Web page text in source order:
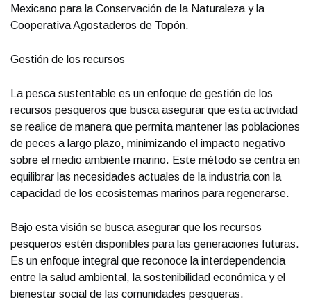
Mexicano para la Conservación de la Naturaleza y la
Cooperativa Agostaderos de Topón.
Gestión de los recursos
La pesca sustentable es un enfoque de gestión de los
recursos pesqueros que busca asegurar que esta actividad
se realice de manera que permita mantener las poblaciones
de peces a largo plazo, minimizando el impacto negativo
sobre el medio ambiente marino. Este método se centra en
equilibrar las necesidades actuales de la industria con la
capacidad de los ecosistemas marinos para regenerarse.
Bajo esta visión se busca asegurar que los recursos
pesqueros estén disponibles para las generaciones futuras.
Es un enfoque integral que reconoce la interdependencia
entre la salud ambiental, la sostenibilidad económica y el
bienestar social de las comunidades pesqueras.